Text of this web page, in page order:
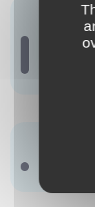
Accord
Il ny a